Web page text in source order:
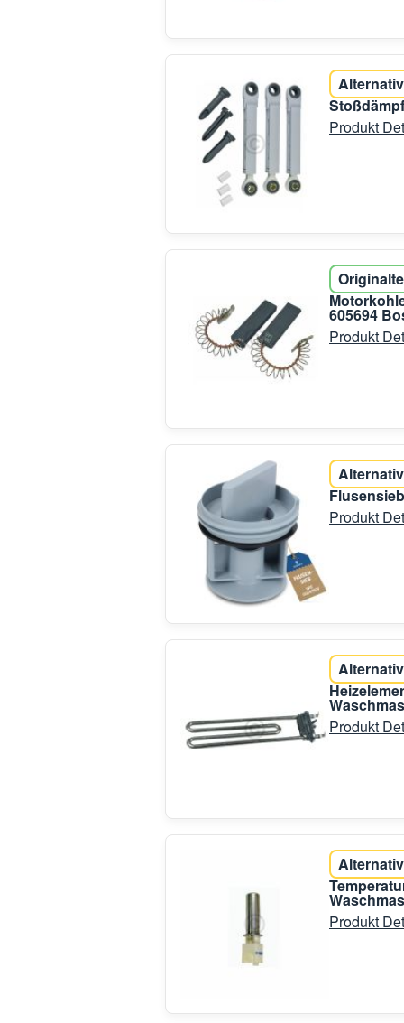
Produkt
605694
Produkt
Produkt
Produkt
Produkt